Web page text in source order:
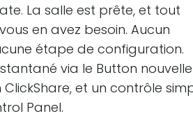
La salle est prête, et tout
en avez besoin. Aucun
étape de configuration.
via le Button nouvelle
et un contrôle
Panel.